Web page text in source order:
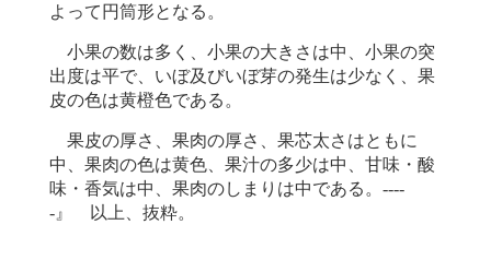
よって円筒形となる。
小果の数は多く、小果の大きさは中、小果の突
出度は平で、いぼ及びいぼ芽の発生は少なく、果
皮の色は黄橙色である。
果皮の厚さ、果肉の厚さ、果芯太さはともに
中、果肉の色は黄色、果汁の多少は中、甘味・酸
味・香気は中、果肉のしまりは中である。----
-』 以上、抜粋。